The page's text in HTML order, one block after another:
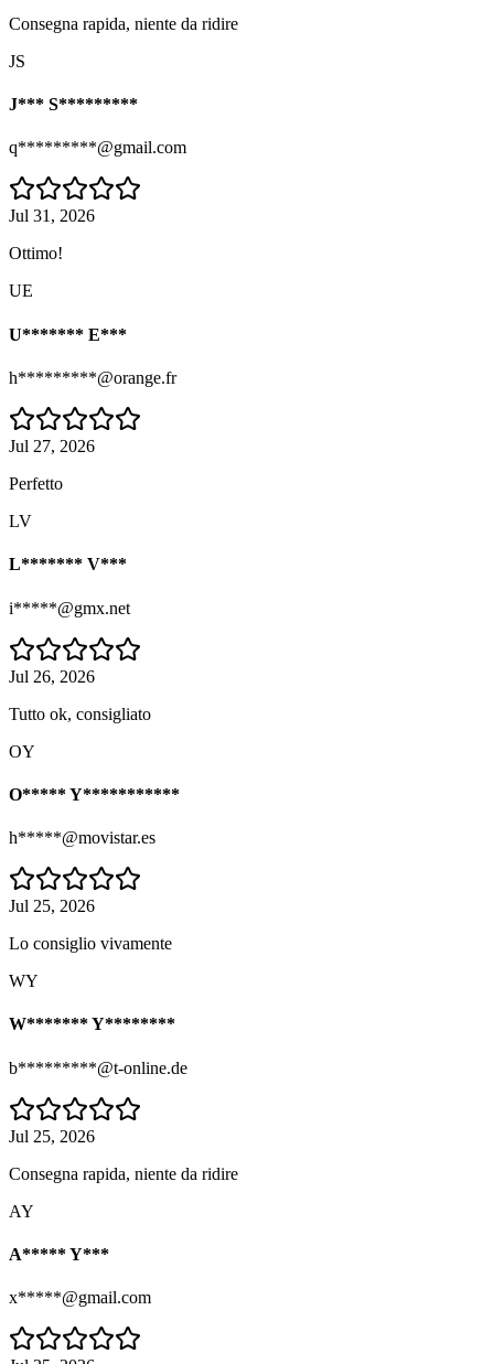
Consegna rapida, niente da ridire
JS
J*** S*********
q*********@gmail.com
Jul 31, 2026
Ottimo!
UE
U******* E***
h*********@orange.fr
Jul 27, 2026
Perfetto
LV
L******* V***
i*****@gmx.net
Jul 26, 2026
Tutto ok, consigliato
OY
O***** Y***********
h*****@movistar.es
Jul 25, 2026
Lo consiglio vivamente
WY
W******* Y********
b*********@t-online.de
Jul 25, 2026
Consegna rapida, niente da ridire
AY
A***** Y***
x*****@gmail.com